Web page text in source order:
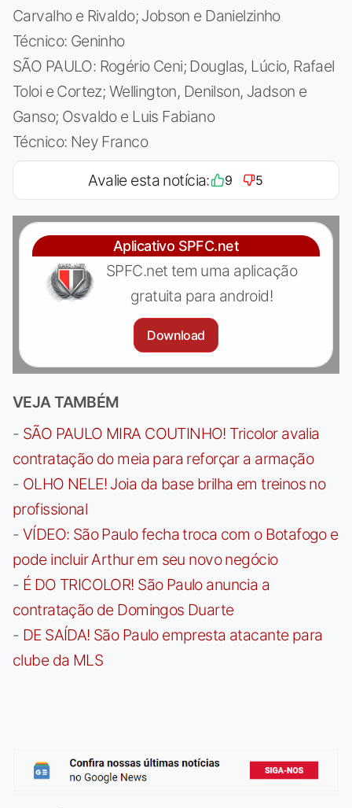
Carvalho e Rivaldo; Jobson e Danielzinho
Técnico: Geninho
SÃO PAULO: Rogério Ceni; Douglas, Lúcio, Rafael
Toloi e Cortez; Wellington, Denilson, Jadson e
Ganso; Osvaldo e Luis Fabiano
Técnico: Ney Franco
Avalie esta notícia: 9 5
Aplicativo SPFC.net
SPFC.net tem uma aplicação
gratuita para android!
Download
VEJA TAMBÉM
- SÃO PAULO MIRA COUTINHO! Tricolor avalia
contratação do meia para reforçar a armação
- OLHO NELE! Joia da base brilha em treinos no
profissional
- VÍDEO: São Paulo fecha troca com o Botafogo e
pode incluir Arthur em seu novo negócio
- É DO TRICOLOR! São Paulo anuncia a
contratação de Domingos Duarte
- DE SAÍDA! São Paulo empresta atacante para
clube da MLS